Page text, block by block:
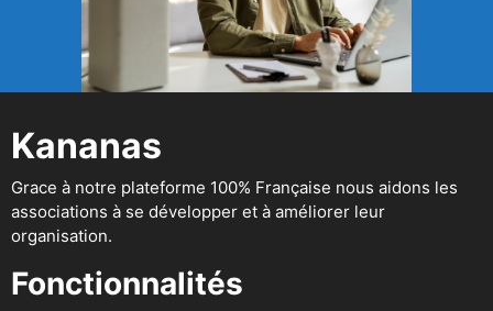
Kananas
Grace à notre plateforme 100% Française nous aidons les
associations à se développer et à améliorer leur
organisation.
Fonctionnalités